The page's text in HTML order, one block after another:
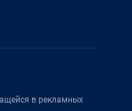
в рекламных